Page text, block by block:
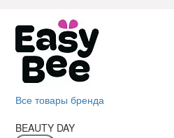
Все товары бренда
BEAUTY DAY